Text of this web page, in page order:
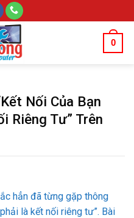
0
Nối Của Bạn
Riêng Tư” Trên
hẳn đã từng gặp thông
là kết nối riêng tư”. Bài